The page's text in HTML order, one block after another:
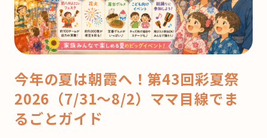
今年の夏は朝霞へ！第43回彩夏祭
2026（7/31〜8/2）ママ目線でま
るごとガイド